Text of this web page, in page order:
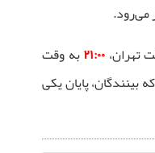
می‌رود.
تهران،
به وقت
پایان یکی